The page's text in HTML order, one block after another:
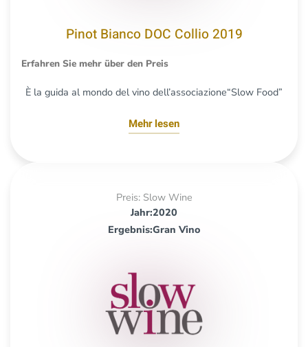
Pinot Bianco DOC Collio 2019
Erfahren Sie mehr über den Preis
È la guida al mondo del vino dell’associazione“Slow Food”
Mehr lesen
Preis: Slow Wine
Jahr:2020
Ergebnis:Gran Vino